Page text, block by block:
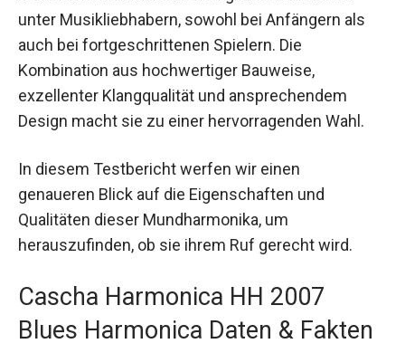
unter Musikliebhabern, sowohl bei Anfängern als
auch bei fortgeschrittenen Spielern. Die
Kombination aus hochwertiger Bauweise,
exzellenter Klangqualität und ansprechendem
Design macht sie zu einer hervorragenden Wahl.
In diesem Testbericht werfen wir einen
genaueren Blick auf die Eigenschaften und
Qualitäten dieser Mundharmonika, um
herauszufinden, ob sie ihrem Ruf gerecht wird.
Cascha Harmonica HH 2007
Blues Harmonica Daten & Fakten